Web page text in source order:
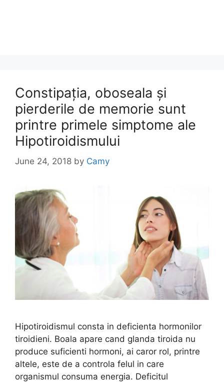
Constipația, oboseala și
pierderile de memorie sunt
printre primele simptome ale
Hipotiroidismului
June 24, 2018 by Camy
Hipotiroidismul consta in deficienta hormonilor
tiroidieni. Boala apare cand glanda tiroida nu
produce suficienti hormoni, ai caror rol, printre
altele, este de a controla felul in care
organismul consuma energia. Deficitul